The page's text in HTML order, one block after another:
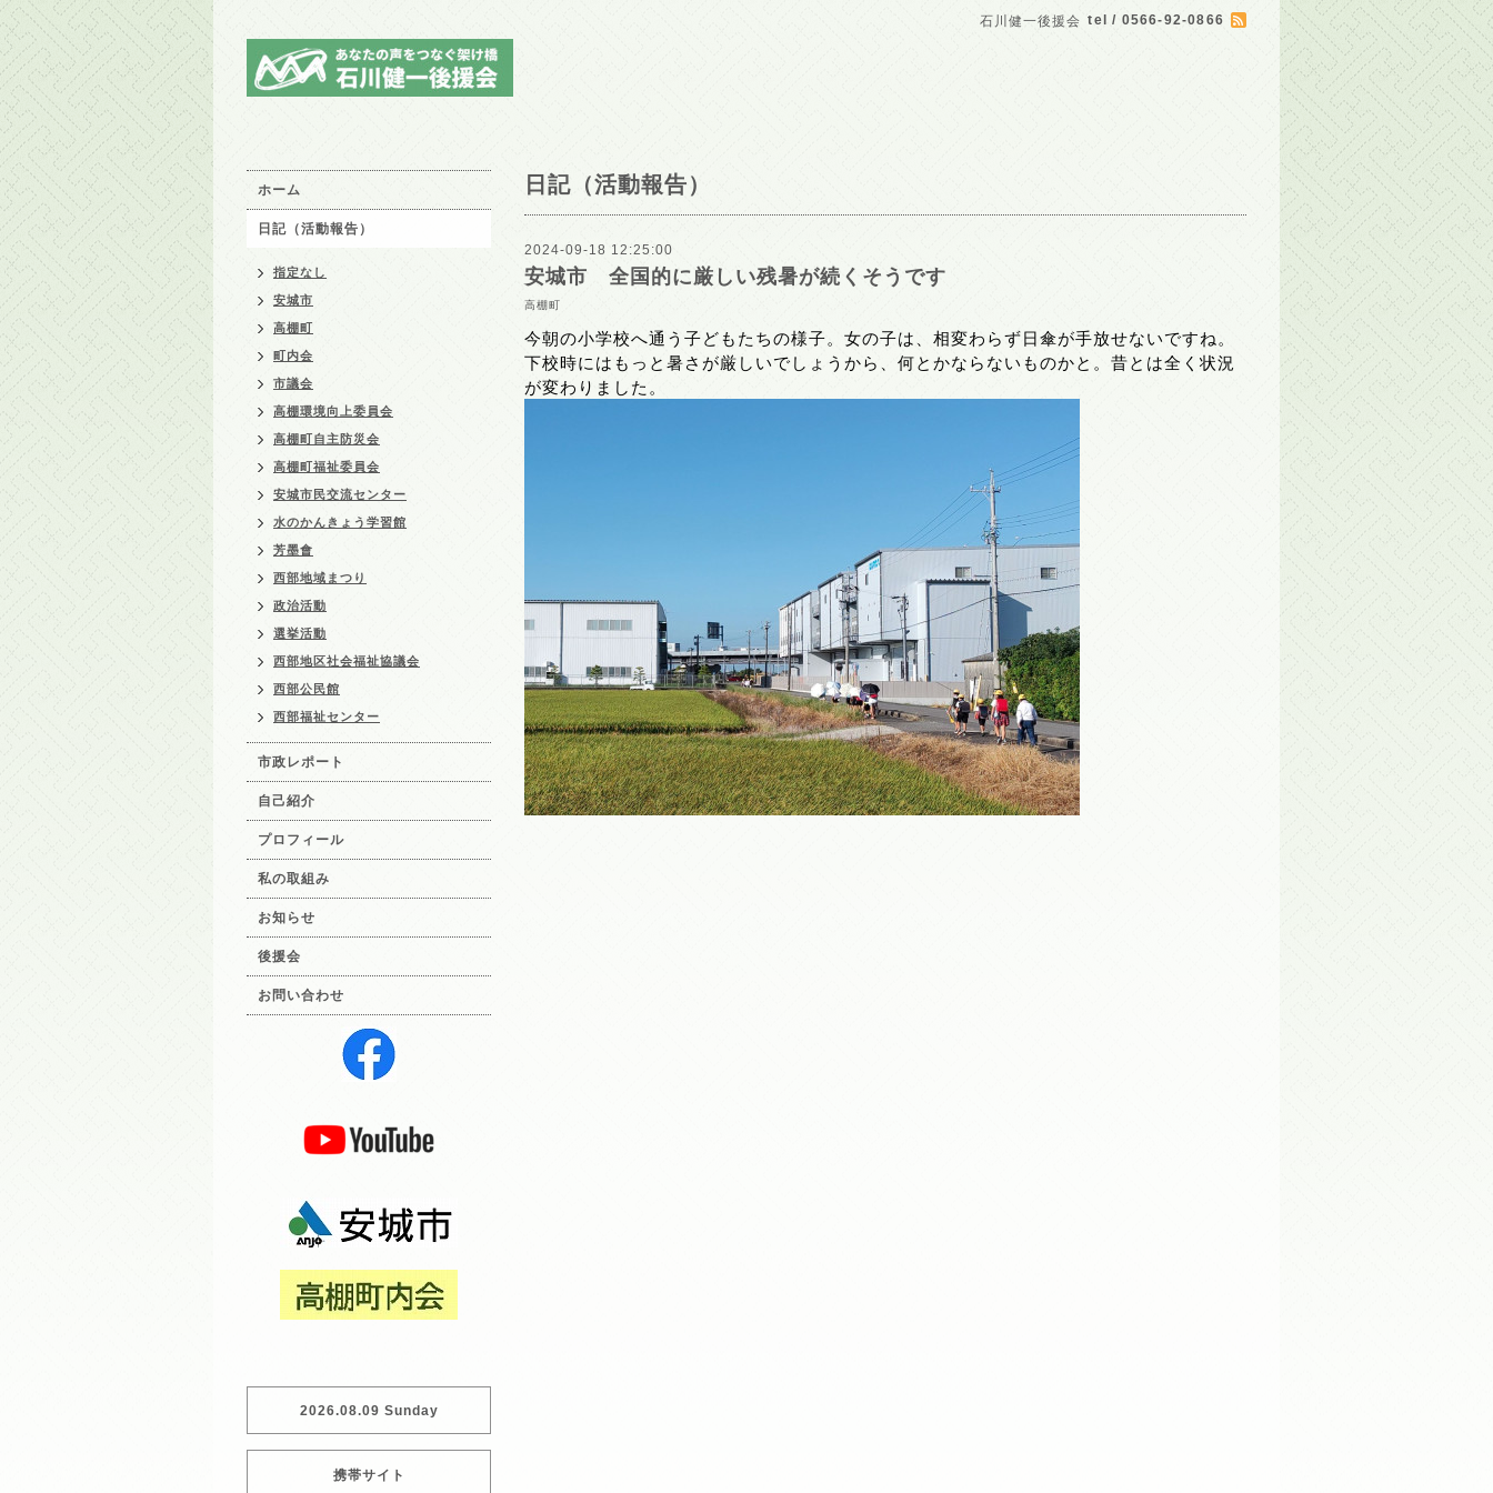
石川健一後援会 tel / 0566-92-0866
日記（活動報告）
2024-09-18 12:25:00
安城市 全国的に厳しい残暑が続くそうです
高棚町
今朝の小学校へ通う子どもたちの様子。女の子は、相変わらず日傘が手放せないですね。
下校時にはもっと暑さが厳しいでしょうから、何とかならないものかと。昔とは全く状況
が変わりました。
ホーム
日記（活動報告）
指定なし
安城市
高棚町
町内会
市議会
高棚環境向上委員会
高棚町自主防災会
高棚町福祉委員会
安城市民交流センター
水のかんきょう学習館
芳墨會
西部地域まつり
政治活動
選挙活動
西部地区社会福祉協議会
西部公民館
西部福祉センター
市政レポート
自己紹介
プロフィール
私の取組み
お知らせ
後援会
お問い合わせ
2026.08.09 Sunday
携帯サイト